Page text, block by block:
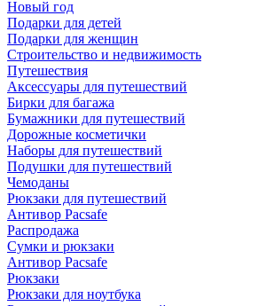
Новый год
Подарки для детей
Подарки для женщин
Строительство и недвижимость
Путешествия
Аксессуары для путешествий
Бирки для багажа
Бумажники для путешествий
Дорожные косметички
Наборы для путешествий
Подушки для путешествий
Чемоданы
Рюкзаки для путешествий
Антивор Pacsafe
Распродажа
Сумки и рюкзаки
Антивор Pacsafe
Рюкзаки
Рюкзаки для ноутбука